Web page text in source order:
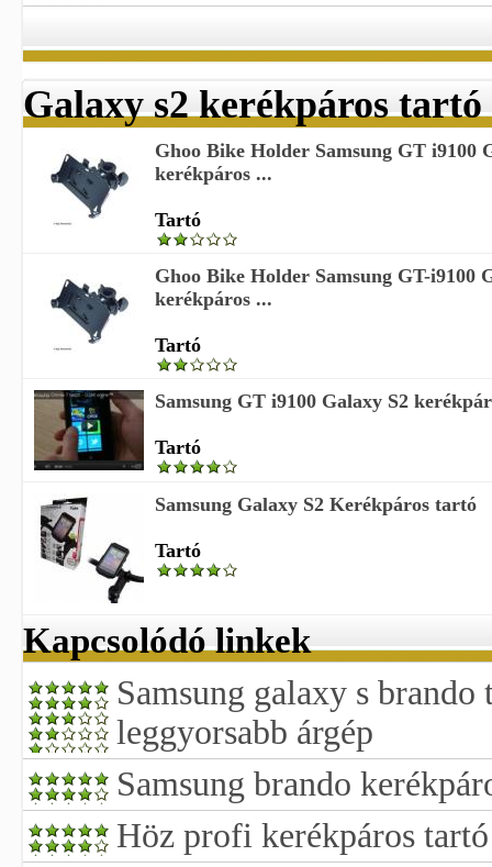
Galaxy s2 kerékpáros tartó
Ghoo Bike Holder Samsung GT i9100
kerékpáros ...
Tartó
Ghoo Bike Holder Samsung GT-i9100
kerékpáros ...
Tartó
Samsung GT i9100 Galaxy S2
Tartó
Samsung Galaxy S2 Kerékpáros tartó
Tartó
Kapcsolódó linkek
Samsung galaxy s
leggyorsabb árgép
Samsung brando
Höz profi kerékpáros